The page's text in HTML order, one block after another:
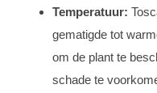
Temperatuur:
gematigde tot
om de plant te
schade te